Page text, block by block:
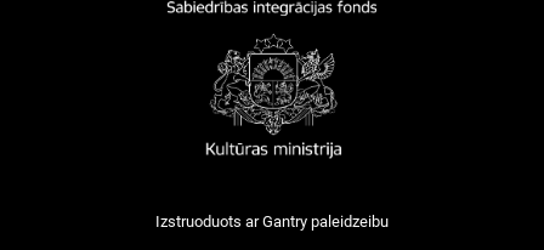
Izstruoduots arGantry paleidzeibu